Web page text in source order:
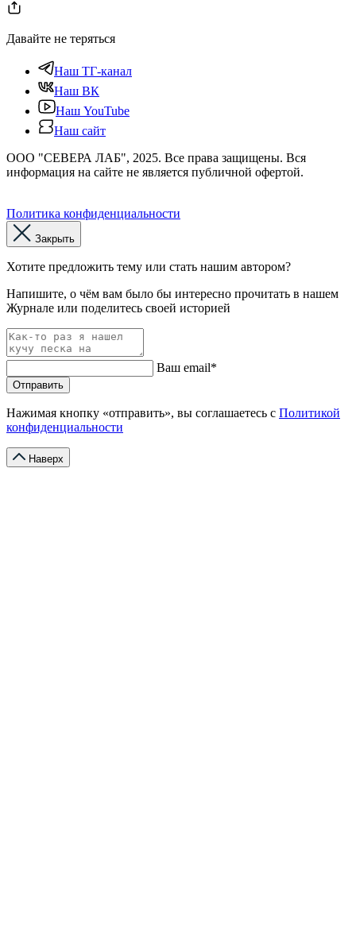
Давайте не теряться
Наш ТГ-канал
Наш ВК
Наш YouTube
Наш сайт
ООО "СЕВЕРА ЛАБ", 2025. Все права защищены. Вся
информация на сайте не является публичной офертой.
Политика конфиденциальности
Закрыть
Хотите предложить тему или стать нашим автором?
Напишите, о чём вам было бы интересно прочитать в нашем
Журнале или поделитесь своей историей
Ваш email*
Отправить
Нажимая кнопку «отправить», вы соглашаетесь с Политикой
конфиденциальности
Наверх